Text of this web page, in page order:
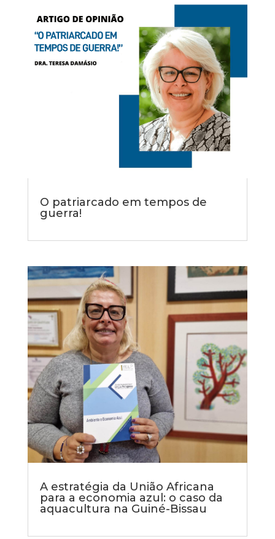
O patriarcado em tempos de
guerra!
A estratégia da União Africana
para a economia azul: o caso da
aquacultura na Guiné-Bissau